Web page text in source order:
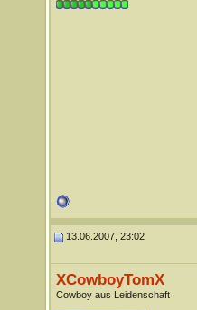
13.06.2007, 23:02
XCowboyTomX
Cowboy aus Leidenschaft